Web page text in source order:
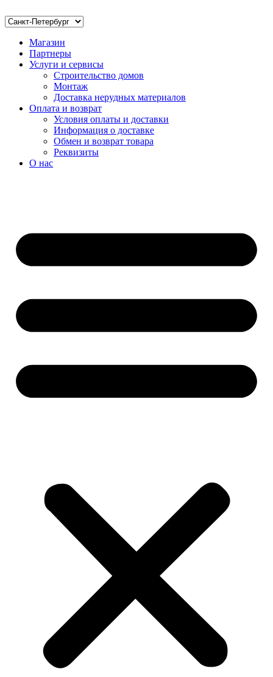
Магазин
Партнеры
Услуги и сервисы
Строительство домов
Монтаж
Доставка нерудных материалов
Оплата и возврат
Условия оплаты и доставки
Информация о доставке
Обмен и возврат товара
Реквизиты
О нас